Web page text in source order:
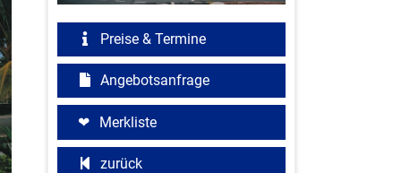
Preise & Termine
Angebotsanfrage
Merkliste
zurück